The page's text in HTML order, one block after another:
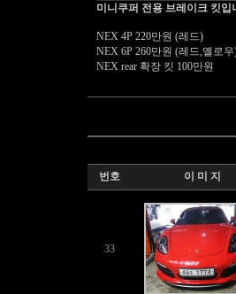
미니쿠퍼 전용 브레이크 킷입
NEX 4P 220만원 (레드)
NEX 6P 260만원 (레드,옐로
NEX rear 확장 킷 100만원
번호 이 미 지
33